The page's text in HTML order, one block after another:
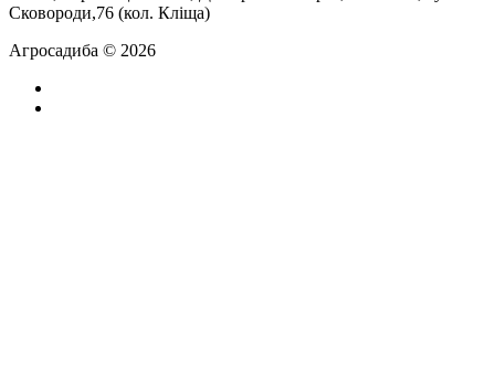
Сковороди,76 (кол. Кліща)
Агросадиба © 2026